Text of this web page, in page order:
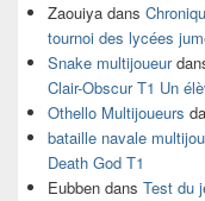
Zaouiya dans
tournoi des lycées
Snake multijoueur
Clair-Obscur T1 Un
Othello Multijoueurs
bataille navale
Death God T1
Eubben dans Test du